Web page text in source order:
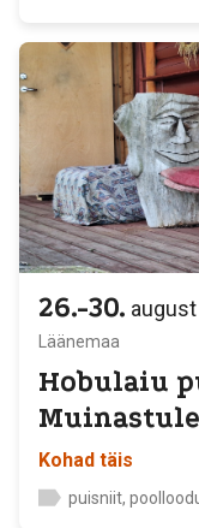
26.-30. august
Läänemaa
Hobulaiu
Kohad täis
puisniit,